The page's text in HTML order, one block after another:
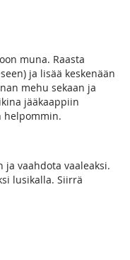
muna. Raasta
ja lisää keskenään
mehu sekaan ja
jääkaappiin
helpommin.
ja vaahdota vaaleaksi.
lusikalla. Siirrä